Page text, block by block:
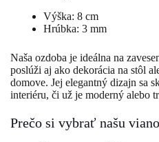
Výška: 8 cm
Hrúbka: 3 mm
Naša ozdoba je ideálna na
poslúži aj ako dekorácia na stôl
domove. Jej elegantný dizajn sa
interiéru, či už je moderný alebo
Prečo si vybrať našu